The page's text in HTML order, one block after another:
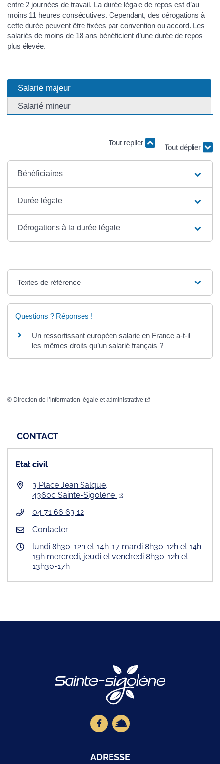
entre 2 journées de travail. La durée légale de repos est d’au
moins 11 heures consécutives. Cependant, des dérogations à
cette durée peuvent être fixées par convention ou accord. Les
salariés de moins de 18 ans bénéficient d’une durée de repos
plus élevée.
Salarié majeur
Salarié mineur
Tout replier
Tout déplier
Bénéficiaires
Durée légale
Dérogations à la durée légale
Textes de référence
Questions ? Réponses !
Un ressortissant européen salarié en France a-t-il
les mêmes droits qu’un salarié français ?
© Direction de l’information légale et administrative
CONTACT
Etat civil
3 Place Jean Salque,
43600 Sainte-Sigolène
04 71 66 63 12
Contacter
lundi 8h30-12h et 14h-17 mardi 8h30-12h et 14h-
19h mercredi, jeudi et vendredi 8h30-12h et
13h30-17h
Lien vers le compte Facebook
Lien vers la page illiwap
ADRESSE